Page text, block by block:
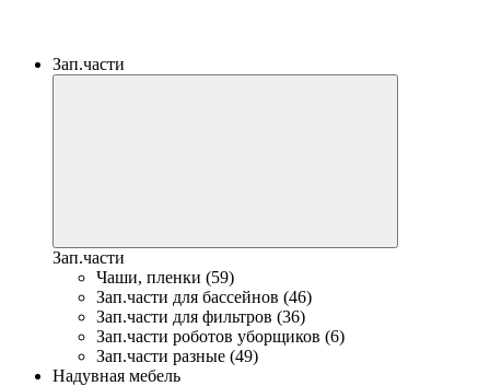
Зап.части
Зап.части
Чаши, пленки (59)
Зап.части для бассейнов (46)
Зап.части для фильтров (36)
Зап.части роботов уборщиков (6)
Зап.части разные (49)
Надувная мебель